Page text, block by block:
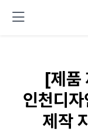
[제품
인천디
제작